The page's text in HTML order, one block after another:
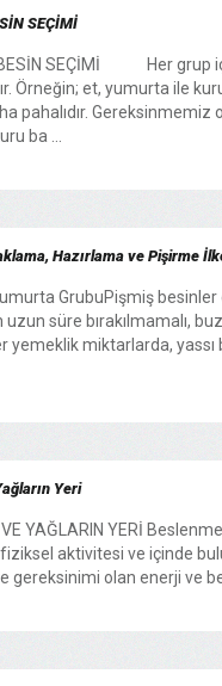
SEÇİMİ
BESİN SEÇİMİ Her grup
Örneğin; et, yumurta ile
pahalıdır. Gereksinmemiz
ba ...
Hazırlama ve Pişirme
GrubuPişmiş besinler
uzun süre bırakılmamalı,
yemeklik miktarlarda, yassı
Yeri
VE YAĞLARIN YERİ
fiziksel aktivitesi ve içinde
olan enerji ve